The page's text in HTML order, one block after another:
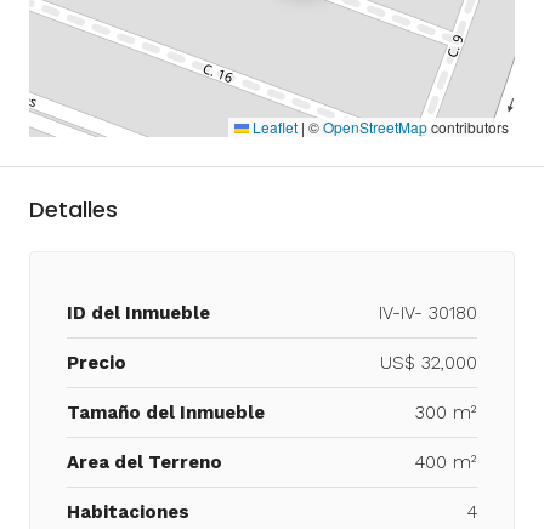
Leaflet | ©OpenStreetMapcontributors
Detalles
ID del Inmueble IV-IV- 30180
Precio US$ 32,000
Tamaño del Inmueble 300 m²
Area del Terreno 400 m²
Habitaciones 4